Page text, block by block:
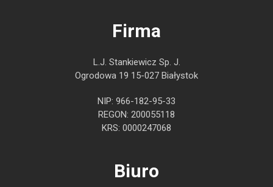
Firma
L.J. Stankiewicz Sp. J.
Ogrodowa 19 15-027 Białystok
NIP: 966-182-95-33
REGON: 200055118
KRS: 0000247068
Biuro